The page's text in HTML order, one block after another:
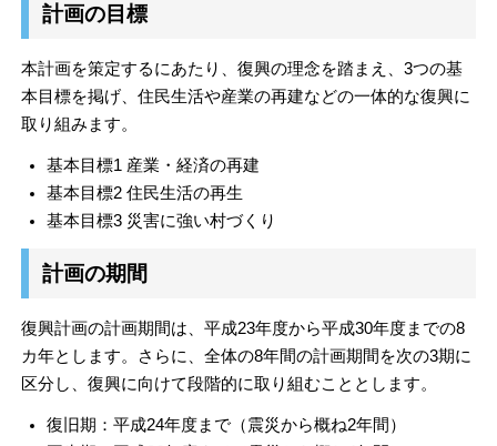
計画の目標
本計画を策定するにあたり、復興の理念を踏まえ、3つの基
本目標を掲げ、住民生活や産業の再建などの一体的な復興に
取り組みます。
基本目標1 産業・経済の再建
基本目標2 住民生活の再生
基本目標3 災害に強い村づくり
計画の期間
復興計画の計画期間は、平成23年度から平成30年度までの8
カ年とします。さらに、全体の8年間の計画期間を次の3期に
区分し、復興に向けて段階的に取り組むこととします。
復旧期：平成24年度まで（震災から概ね2年間）